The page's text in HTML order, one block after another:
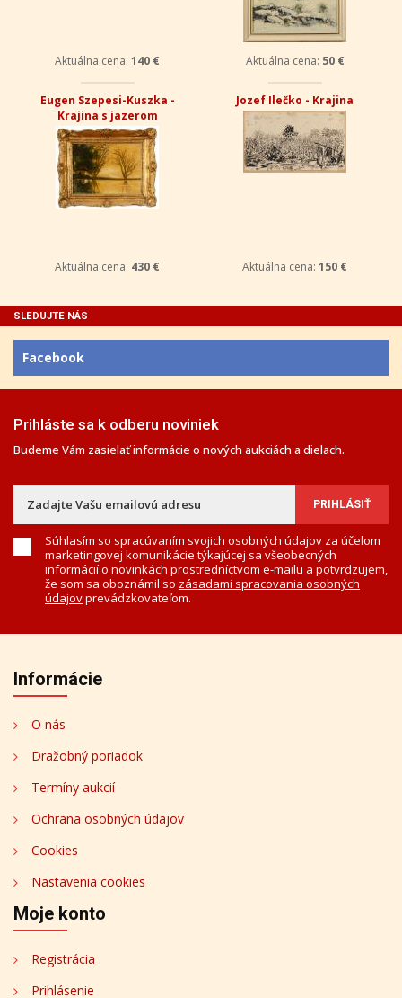
Aktuálna cena: 140 € Aktuálna cena: 50 €
Eugen Szepesi-Kuszka -
Krajina s jazerom
Aktuálna cena: 430 €
Jozef Ilečko - Krajina
Aktuálna cena: 150 €
SLEDUJTE NÁS
Facebook
Prihláste sa k odberu noviniek
Budeme Vám zasielať informácie o nových aukciách a dielach.
Súhlasím so spracúvaním svojich osobných údajov za účelom
marketingovej komunikácie týkajúcej sa všeobecných
informácií o novinkách prostredníctvom e-mailu a potvrdzujem,
že som sa oboznámil so zásadami spracovania osobných
údajovprevádzkovateľom.
Informácie
O nás
Dražobný poriadok
Termíny aukcií
Ochrana osobných údajov
Cookies
Nastavenia cookies
Moje konto
Registrácia
Prihlásenie